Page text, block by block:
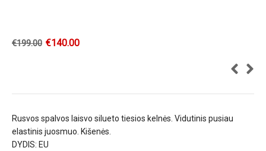
€199.00 €140.00
Rusvos spalvos laisvo silueto tiesios kelnės. Vidutinis pusiau
elastinis juosmuo. Kišenės.
DYDIS: EU